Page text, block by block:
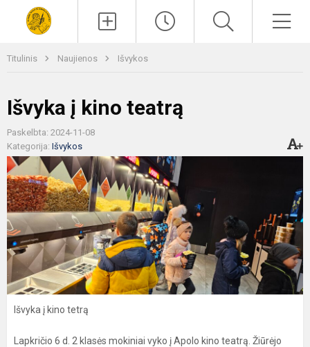
Titulinis Naujienos Išvykos
Išvyka į kino teatrą
Paskelbta: 2024-11-08
Kategorija: Išvykos
Išvyka į kino tetrą
Lapkričio 6 d. 2 klasės mokiniai vyko į Apolo kino teatrą. Žiūrėjo